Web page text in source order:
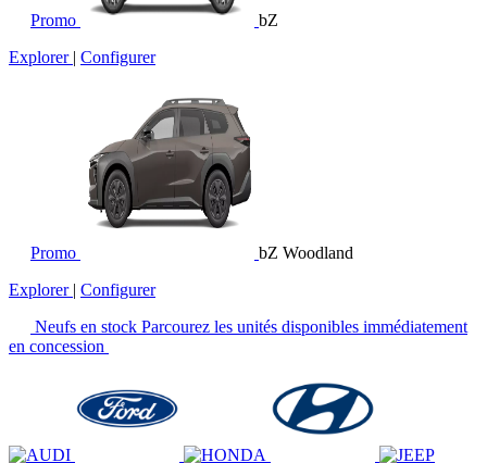
Promo
bZ
Explorer | Configurer
Promo
bZ Woodland
Explorer | Configurer
Neufs en stock Parcourez les unités disponibles immédiatement
en concession